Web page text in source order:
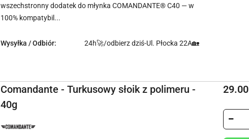
wszechstronny dodatek do młynka COMANDANTE® C40 — w
100% kompatybil...
Wysyłka / Odbiór: 24h🚀/odbierz dziś-Ul. Płocka 22A🏡
Comandante - Turkusowy słoik z polimeru -
40g
NAZWA
PRODUCENTA:
Cena:
29.00